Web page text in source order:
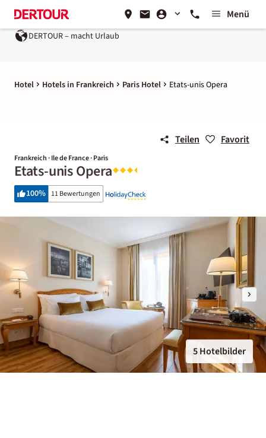
Menü
DERTOUR – macht Urlaub
Hotel Hotels in Frankreich Paris Hotel Etats-unis Opera
Teilen Favorit
Frankreich · Ile de France · Paris
Etats-unis Opera
100% 11 Bewertungen
5 Hotelbilder